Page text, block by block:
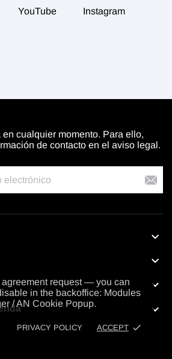
request — you can
in the backoffice: Modules
/ AN Cookie Popup.
PRIVACY POLICY ACCEPT done
YouTube Instagram
cualquier momento. Para ello,
de contacto en el aviso legal.



